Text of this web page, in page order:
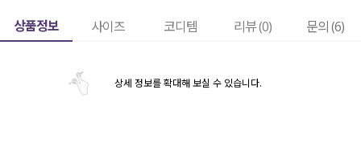
상품정보 사이즈 코디템 리뷰 (0) 문의 (6)
상세 정보를 확대해 보실 수 있습니다.